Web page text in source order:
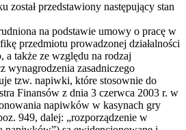
został przedstawiony następujący stan
na podstawie umowy o pracę w
przedmiotu prowadzonej działalności
a także ze względu na rodzaj
wynagrodzenia zasadniczego
tzw. napiwki, które stosownie do
Finansów z dnia 3 czerwca 2003 r. w
napiwków w kasynach gry
949, dalej: „rozporządzenie w